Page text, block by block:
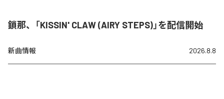
鎖那、「KISSIN' CLAW (AIRY STEPS)」を配信開始
新曲情報 2026.8.8